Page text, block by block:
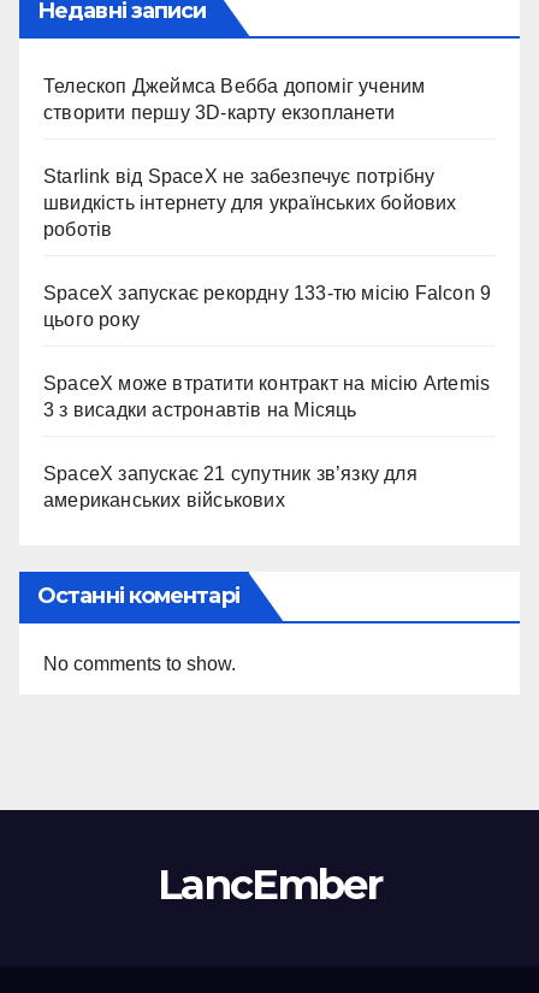
Недавні записи
Телескоп Джеймса Вебба допоміг ученим
створити першу 3D-карту екзопланети
Starlink від SpaceX не забезпечує потрібну
швидкість інтернету для українських бойових
роботів
SpaceX запускає рекордну 133-тю місію Falcon 9
цього року
SpaceX може втратити контракт на місію Artemis
3 з висадки астронавтів на Місяць
SpaceX запускає 21 супутник зв’язку для
американських військових
Останні коментарі
No comments to show.
LancEmber